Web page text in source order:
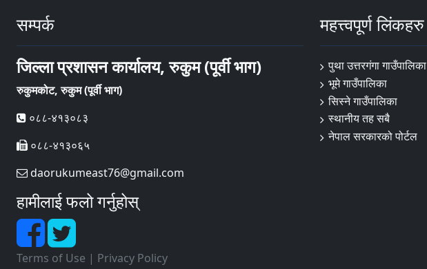
सम्पर्क
जिल्ला प्रशासन कार्यालय, रुकुम (पूर्वी भाग)
रुकुमकोट, रुकुम (पूर्वी भाग)
०८८-४१३०८३
०८८-४१३०६५
daorukumeast76@gmail.com
हामीलाई फलो गर्नुहोस्
Terms of Use | Privacy Policy
महत्त्वपूर्ण लिंकहरु
पुथा उत्तरगंगा गाउँपालिका
भूमे गाउँपालिका
सिस्ने गाउँपालिका
स्थानीय तह सबै
नेपाल सरकारको पोर्टल